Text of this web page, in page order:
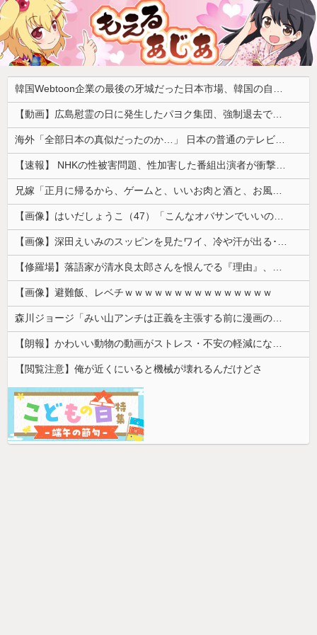
韓国Webtoon企業の最後の牙城だった日本市場、韓国の自慢の種だった某アプリが遂に……
【動画】広島慰霊の日に発生したパヨク集団、強制退去で機動隊により無事排除される
海外「全部日本の真似だったのか…」 日本の普通のテレビ番組が最新SNSの数十年先を行っていたと話題に
【速報】 NHKの性被害問題、性加害した番組出演者が衝撃告白！
兄嫁「正月に帰るから、ゲームと、いいお肉と酒と、お風呂グッズの準備しとけよ」寝起きの私「知るかボケ」兄嫁「キィィィィー！！！！」私「あ…」
【画像】はいだしょうこ（47）「こんなオバサンでいいの…？」
【画像】深田えいみのスッピンを見たワイ、冷や汗が出る････････！
【修羅場】落語家が清水良太郎さんを恨んでる『理由』、ガチでヤバイ・・・・・
【画像】避難飯、レベチｗｗｗｗｗｗｗｗｗｗｗｗｗｗｗ
森川ジョージ「みい山アンチは正義を主張する前に漫画の無断転載をやめろよ」←これwwww
【朗報】かわいい動物の動画がストレス・不安の軽減になる可能性。英大学の研究で実証
【閲覧注意】俺が近くにいると機械が壊れるんだけどさ